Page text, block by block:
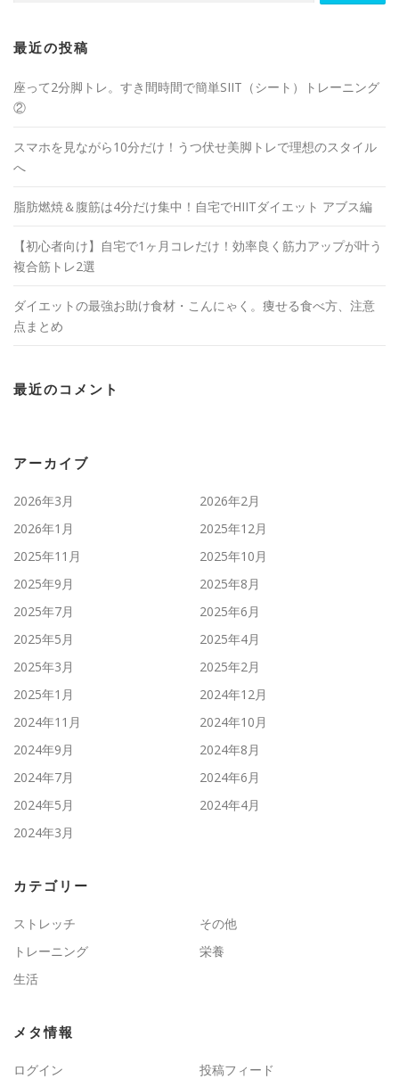
最近の投稿
座って2分脚トレ。すき間時間で簡単SIIT（シート）トレーニング
②
スマホを見ながら10分だけ！うつ伏せ美脚トレで理想のスタイル
へ
脂肪燃焼＆腹筋は4分だけ集中！自宅でHIITダイエット アブス編
【初心者向け】自宅で1ヶ月コレだけ！効率良く筋力アップが叶う
複合筋トレ2選
ダイエットの最強お助け食材・こんにゃく。痩せる食べ方、注意
点まとめ
最近のコメント
アーカイブ
2026年3月
2026年2月
2026年1月
2025年12月
2025年11月
2025年10月
2025年9月
2025年8月
2025年7月
2025年6月
2025年5月
2025年4月
2025年3月
2025年2月
2025年1月
2024年12月
2024年11月
2024年10月
2024年9月
2024年8月
2024年7月
2024年6月
2024年5月
2024年4月
2024年3月
カテゴリー
ストレッチ
その他
トレーニング
栄養
生活
メタ情報
ログイン 投稿フィード